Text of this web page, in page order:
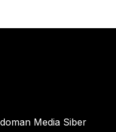
Media Siber